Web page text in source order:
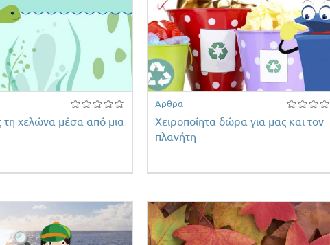
τη χελώνα μέσα από μια
Άρθρα
Χειροποίητα δώρα για μας και τον
πλανήτη